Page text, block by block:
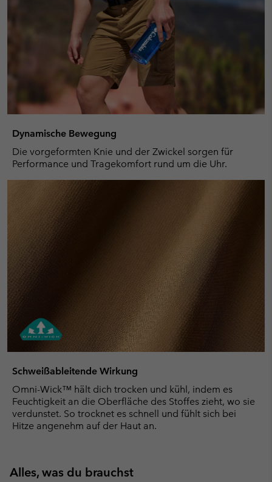
Dynamische Bewegung
Die vorgeformten Knie und der Zwickel sorgen für
Performance und Tragekomfort rund um die Uhr.
Schweißableitende Wirkung
Omni-Wick™ hält dich trocken und kühl, indem es
Feuchtigkeit an die Oberfläche des Stoffes zieht, wo sie
verdunstet. So trocknet es schnell und fühlt sich bei
Hitze angenehm auf der Haut an.
Alles, was du brauchst